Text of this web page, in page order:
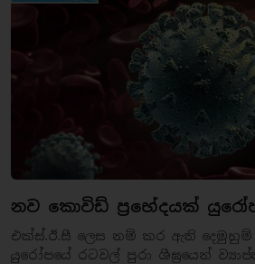
නව කොවිඩ් ප්‍රභේදයක්
එක්ස්.ඊ.සී ලෙස නම් කර ඇති දෙමුහුම්
යුරෝපයේ රටවල් පුරා ශීඝ්‍රයෙන්